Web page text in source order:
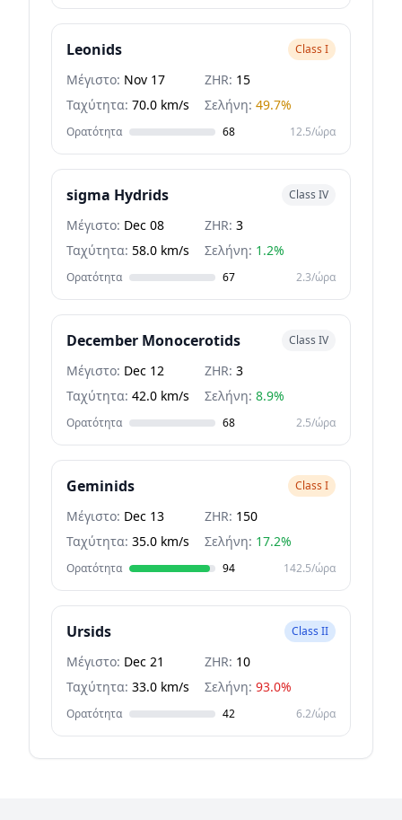
Leonids Class I
Μέγιστο: Nov 17 ZHR: 15
Ταχύτητα: 70.0 km/s Σελήνη: 49.7%
Ορατότητα 68 12.5/ώρα
sigma Hydrids Class IV
Μέγιστο: Dec 08 ZHR: 3
Ταχύτητα: 58.0 km/s Σελήνη: 1.2%
Ορατότητα 67 2.3/ώρα
December Monocerotids Class IV
Μέγιστο: Dec 12 ZHR: 3
Ταχύτητα: 42.0 km/s Σελήνη: 8.9%
Ορατότητα 68 2.5/ώρα
Geminids Class I
Μέγιστο: Dec 13 ZHR: 150
Ταχύτητα: 35.0 km/s Σελήνη: 17.2%
Ορατότητα 94 142.5/ώρα
Ursids Class II
Μέγιστο: Dec 21 ZHR: 10
Ταχύτητα: 33.0 km/s Σελήνη: 93.0%
Ορατότητα 42 6.2/ώρα